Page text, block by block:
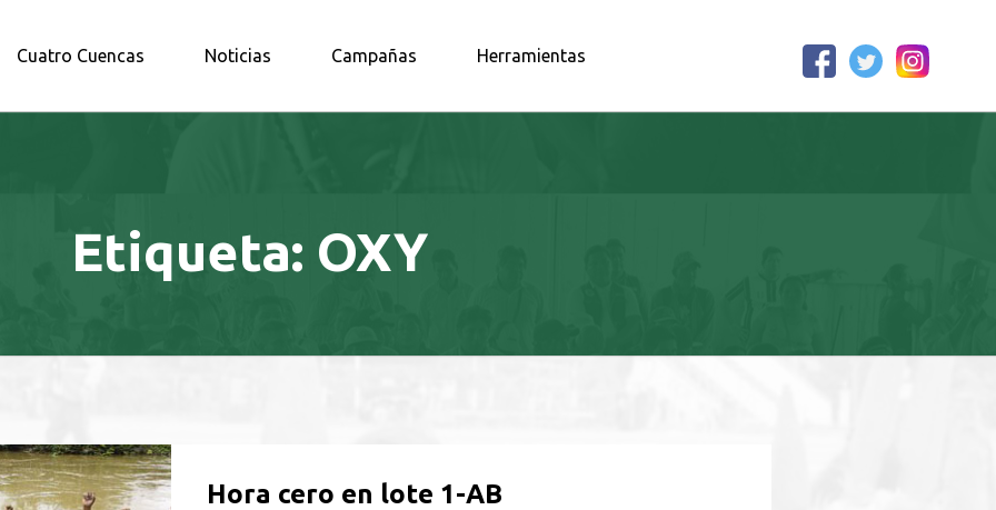
AMAZONÍA NORTE
Cuatro Cuencas Noticias Campañas Herramientas
Etiqueta: OXY
Hora cero en lote 1-AB